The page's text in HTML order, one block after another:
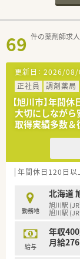
69 件の薬剤師求人
更新日： 2026/08/
正社員
調剤薬局
【旭川市】年間
大切にしなが
取得実績多数＆
年間休日120日以
勤務地
北海道
旭川駅
旭川駅 (JR
給与
年収
月給